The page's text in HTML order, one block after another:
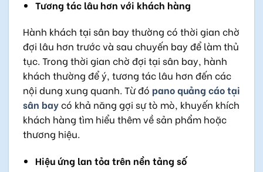
Tương tác lâu hơn với khách hàng
Hành khách tại sân bay thường có thời gian chờ
đợi lâu hơn trước và sau chuyến bay để làm thủ
tục. Trong thời gian chờ đợi tại sân bay, hành
khách thường để ý, tương tác lâu hơn đến các
nội dung xung quanh. Từ đó pano quảng cáo tại
sân baycó khả năng gợi sự tò mò, khuyến khích
khách hàng tìm hiểu thêm về sản phẩm hoặc
thương hiệu.
Hiệu ứng lan tỏa trên nền tảng số